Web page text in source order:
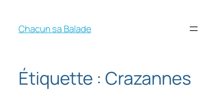
Chacun sa Balade
Étiquette : Crazannes